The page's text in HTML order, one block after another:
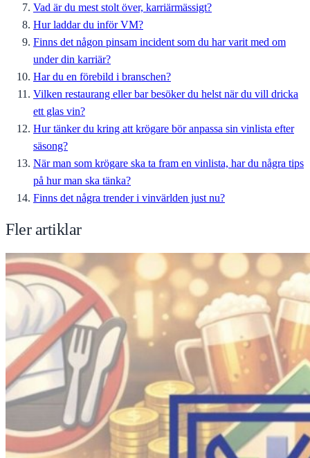
Vad är du mest stolt över, karriärmässigt?
Hur laddar du inför VM?
Finns det någon pinsam incident som du har varit med om
under din karriär?
Har du en förebild i branschen?
Vilken restaurang eller bar besöker du helst när du vill dricka
ett glas vin?
Hur tänker du kring att krögare bör anpassa sin vinlista efter
säsong?
När man som krögare ska ta fram en vinlista, har du några tips
på hur man ska tänka?
Finns det några trender i vinvärlden just nu?
Fler artiklar